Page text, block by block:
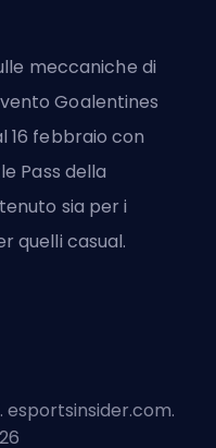
meccaniche di
Goalentines
16 febbraio con
Pass della
sia per i
quelli casual.
esportsinsider.com.